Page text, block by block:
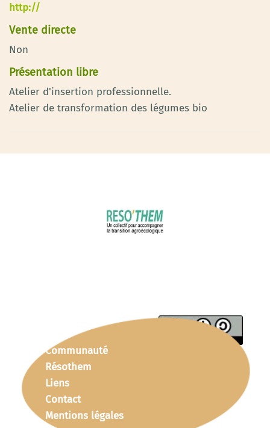
http://
Vente directe
Non
Présentation libre
Atelier d'insertion professionnelle.
Atelier de transformation des légumes bio
Communauté
Résothem
Liens
Contact
Mentions légales